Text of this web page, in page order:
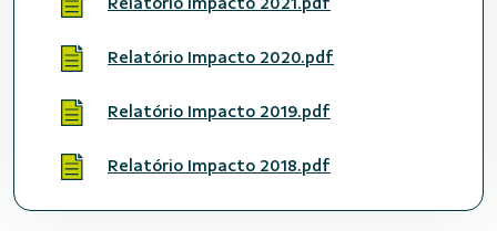
Relatório Impacto 2020.pdf
Relatório Impacto 2019.pdf
Relatório Impacto 2018.pdf